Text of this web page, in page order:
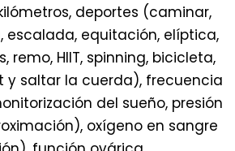
deportes (caminar,
escalada, equitación, elíptica,
remo, HIIT, spinning, bicicleta,
y saltar la cuerda), frecuencia
del sueño, presión
oxígeno en sangre